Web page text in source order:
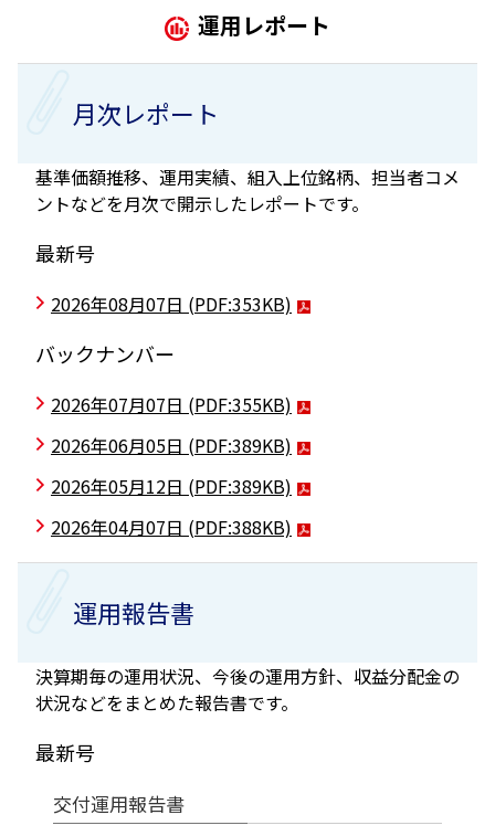
運用レポート
月次レポート
基準価額推移、運用実績、組入上位銘柄、担当者コメ
ントなどを月次で開示したレポートです。
最新号
2026年08月07日 (PDF:353KB)
バックナンバー
2026年07月07日 (PDF:355KB)
2026年06月05日 (PDF:389KB)
2026年05月12日 (PDF:389KB)
2026年04月07日 (PDF:388KB)
運用報告書
決算期毎の運用状況、今後の運用方針、収益分配金の
状況などをまとめた報告書です。
最新号
交付運用報告書